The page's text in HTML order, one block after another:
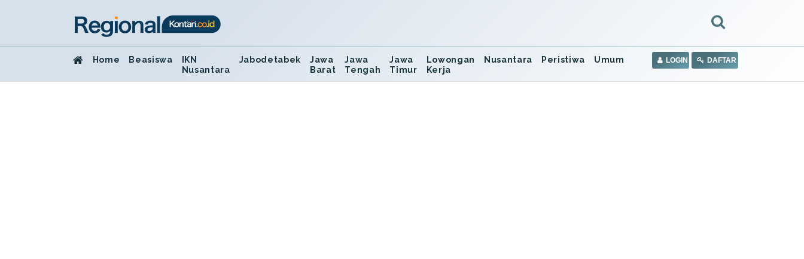
Home Beasiswa
IKN
Nusantara
Jabodetabek
Jawa
Barat
Jawa
Tengah
Jawa
Timur
Lowongan
Kerja
Nusantara Peristiwa Umum LOGIN DAFTAR